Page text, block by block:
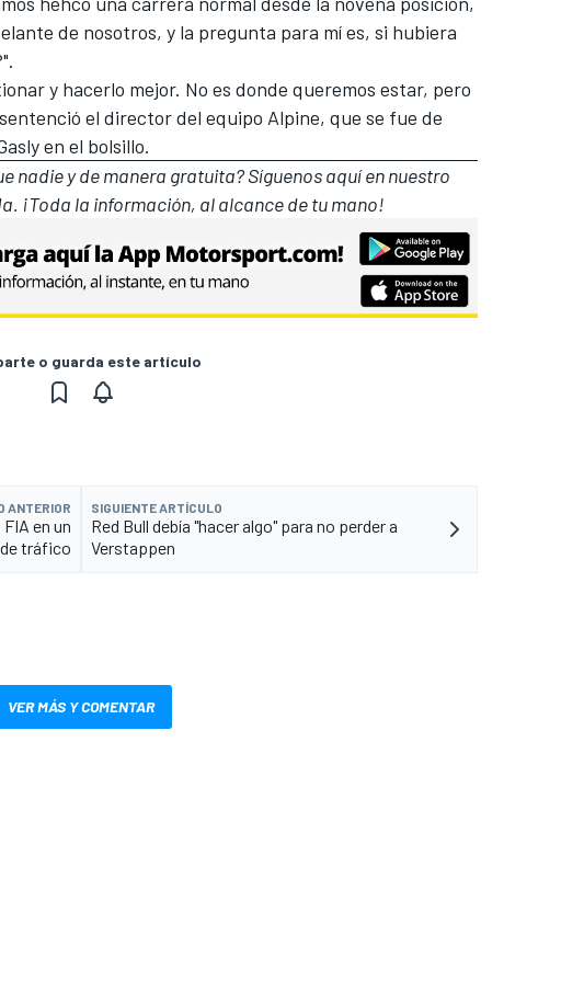
de nosotros, y la pregunta para mí es, si hubiera
y hacerlo mejor. No es donde queremos estar, pero
el director del equipo Alpine, que se fue de
en el bolsillo.
nadie y de manera gratuita? Síguenosaquí en nuestro
¡Toda la información, al alcance de tu mano!
o guarda este artículo
ANTERIOR
en un
tráfico
SIGUIENTE ARTÍCULO
Red Bull debía "hacer algo" para no perder a
Verstappen
VER MÁS Y COMENTAR